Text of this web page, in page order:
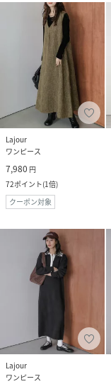
Lajour
ワンピース
7,980 円
72ポイント(1倍)
クーポン対象
Lajour
ワンピース